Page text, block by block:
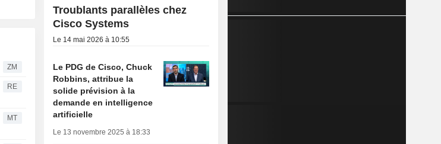
ZM
RE
MT
Troublants parallèles chez
Cisco Systems
Le 14 mai 2026 à 10:55
Le PDG de Cisco, Chuck
Robbins, attribue la
solide prévision à la
demande en intelligence
artificielle
Le 13 novembre 2025 à 18:33